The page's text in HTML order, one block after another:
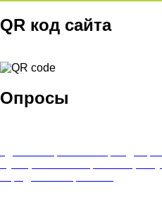
QR код сайта
Опросы